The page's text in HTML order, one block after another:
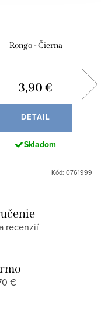
Rongo - Čierna
3,90 €
DETAIL
Skladom
Kód: 0761999
recenzií
€